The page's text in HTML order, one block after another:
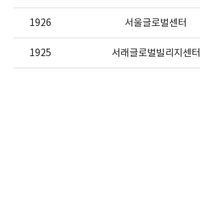
1926 서울글로벌센터
1925 서래글로벌빌리지센터